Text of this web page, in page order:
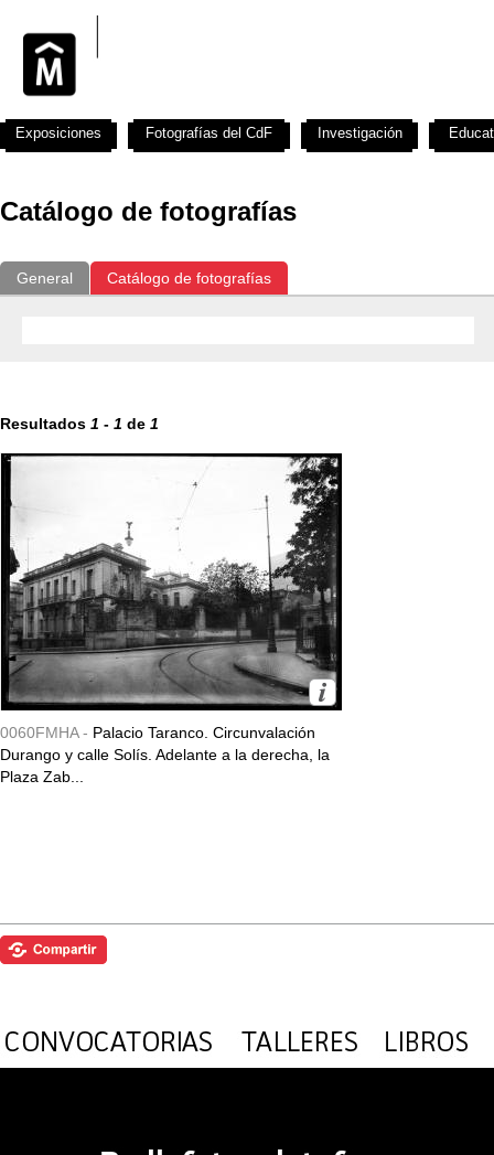
Catálogo de fotografías
General Catálogo de fotografías
Resultados 1 - 1 de 1
0060FMHA - Palacio Taranco. Circunvalación
Durango y calle Solís. Adelante a la derecha, la
Plaza Zab...
Exposiciones Fotografías del CdF Investigación